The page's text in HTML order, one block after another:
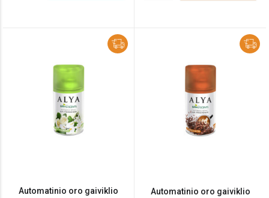
Automatinio oro gaiviklio
Automatinio oro gaiviklio